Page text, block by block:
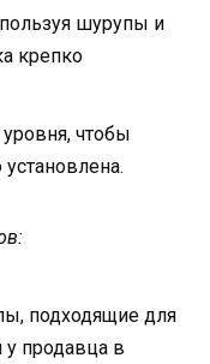
шурупы и
крепко
чтобы
подходящие для
у продавца в